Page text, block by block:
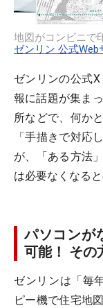
地図がコンビニで
ゼンリン 公式Web
ゼンリンの公式
報に話題が集ま
所などで、何か
「手描きで対応
が、「ある方法
は必要なくなると
パソコンが
可能！ その
ゼンリンは「毎
ピー機で住宅地